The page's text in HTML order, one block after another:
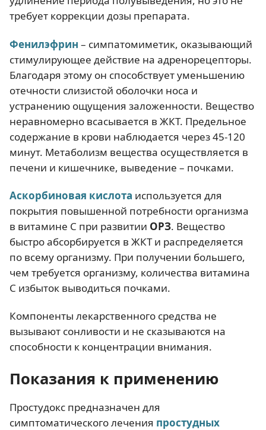
требует коррекции дозы препарата.
Фенилэфрин – симпатомиметик, оказывающий
стимулирующее действие на адренорецепторы.
Благодаря этому он способствует уменьшению
отечности слизистой оболочки носа и
устранению ощущения заложенности. Вещество
неравномерно всасывается в ЖКТ. Предельное
содержание в крови наблюдается через 45-120
минут. Метаболизм вещества осуществляется в
печени и кишечнике, выведение – почками.
Аскорбиновая кислота используется для
покрытия повышенной потребности организма
в витамине С при развитии ОРЗ. Вещество
быстро абсорбируется в ЖКТ и распределяется
по всему организму. При получении большего,
чем требуется организму, количества витамина
С избыток выводиться почками.
Компоненты лекарственного средства не
вызывают сонливости и не сказываются на
способности к концентрации внимания.
Показания к применению
Простудокс предназначен для
симптоматического лечения простудных